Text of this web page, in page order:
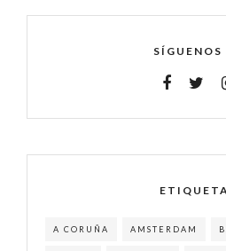
SÍGUENOS
A CORUÑA AMSTERDAM